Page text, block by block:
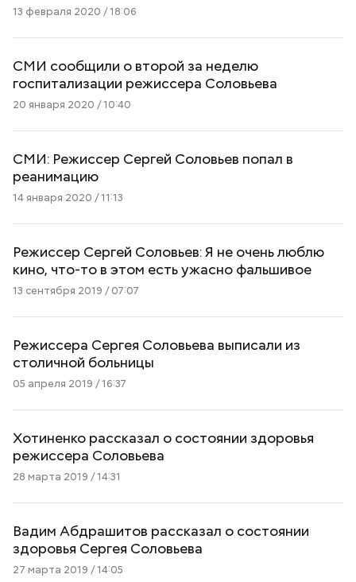
13 февраля 2020 / 18:06
СМИ сообщили о второй за неделю
госпитализации режиссера Соловьева
20 января 2020 / 10:40
СМИ: Режиссер Сергей Соловьев попал в
реанимацию
14 января 2020 / 11:13
Режиссер Сергей Соловьев: Я не очень люблю
кино, что-то в этом есть ужасно фальшивое
13 сентября 2019 / 07:07
Режиссера Сергея Соловьева выписали из
столичной больницы
05 апреля 2019 / 16:37
Хотиненко рассказал о состоянии здоровья
режиссера Соловьева
28 марта 2019 / 14:31
Вадим Абдрашитов рассказал о состоянии
здоровья Сергея Соловьева
27 марта 2019 / 14:05